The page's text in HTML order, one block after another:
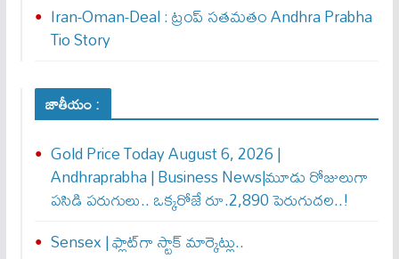
Iran-Oman-Deal : ట్రంప్ స‌త‌మ‌తం Andhra Prabha
Tio Story
జాతీయం :
Gold Price Today August 6, 2026 |
Andhraprabha | Business News|మూడు రోజులుగా
పసిడి పరుగులు.. ఒక్కరోజే రూ.2,890 పెరుగుద‌ల‌..!
Sensex | ఫ్లాట్‌గా స్టాక్ మార్కెట్లు..